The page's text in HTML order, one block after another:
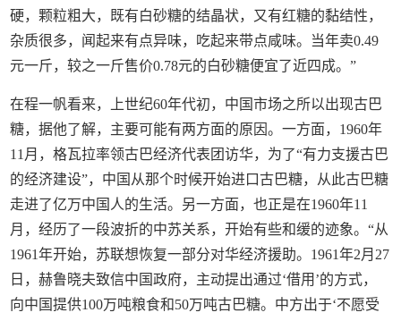
硬，颗粒粗大，既有白砂糖的结晶状，又有红糖的黏结性，
杂质很多，闻起来有点异味，吃起来带点咸味。当年卖0.49
元一斤，较之一斤售价0.78元的白砂糖便宜了近四成。”
在程一帆看来，上世纪60年代初，中国市场之所以出现古巴
糖，据他了解，主要可能有两方面的原因。一方面，1960年
11月，格瓦拉率领古巴经济代表团访华，为了“有力支援古巴
的经济建设”，中国从那个时候开始进口古巴糖，从此古巴糖
走进了亿万中国人的生活。另一方面，也正是在1960年11
月，经历了一段波折的中苏关系，开始有些和缓的迹象。“从
1961年开始，苏联想恢复一部分对华经济援助。1961年2月27
日，赫鲁晓夫致信中国政府，主动提出通过‘借用’的方式，
向中国提供100万吨粮食和50万吨古巴糖。中方出于‘不愿受